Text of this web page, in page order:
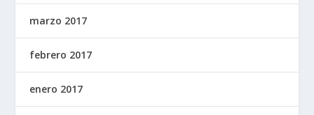
marzo 2017
febrero 2017
enero 2017